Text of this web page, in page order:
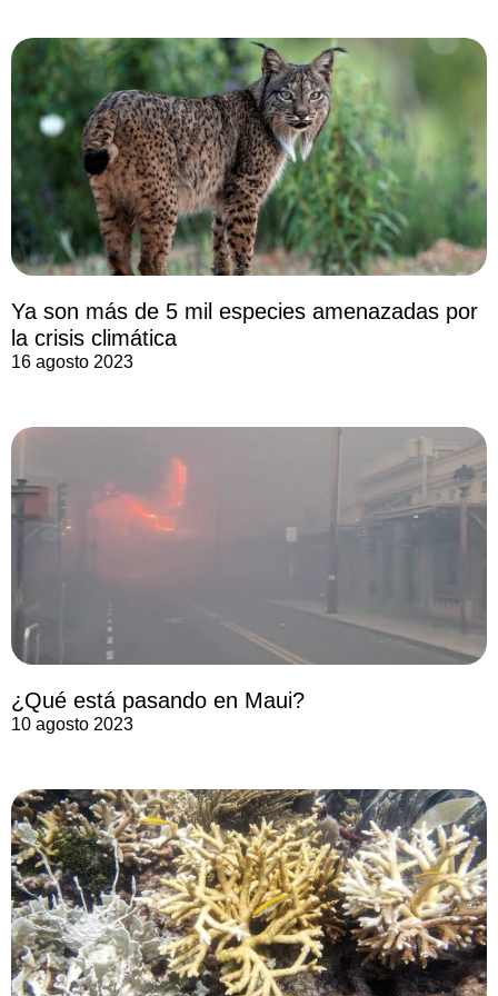
Ya son más de 5 mil especies amenazadas por
la crisis climática
16 agosto 2023
¿Qué está pasando en Maui?
10 agosto 2023